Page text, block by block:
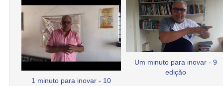
1 minuto para inovar - 10
Um minuto para inovar - 9
edição